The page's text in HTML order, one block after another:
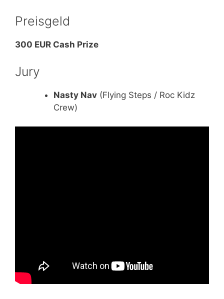
Preisgeld
300 EUR Cash Prize
Jury
Nasty Nav(Flying Steps / Roc Kidz
Crew)